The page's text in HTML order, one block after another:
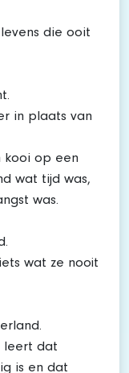
die ooit
in plaats van
kooi op een
wat tijd was,
was.
wat ze nooit
leert dat
is en dat